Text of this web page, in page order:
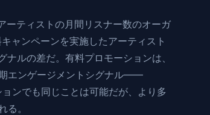
ティストの月間リスナー数のオーガ
ャンペーンを実施したアーティスト
ルの差だ。有料プロモーションは、
エンゲージメントシグナル——
ンでも同じことは可能だが、より多
る。